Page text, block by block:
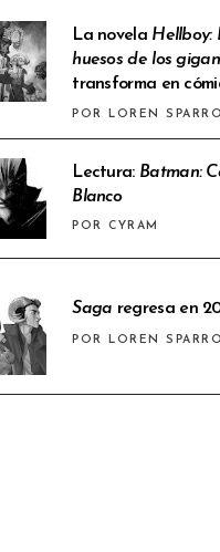
La novela Hellboy:
huesos de los
transforma en
POR LOREN
Lectura: Batman:
Blanco
POR CYRAM
Saga regresa en
POR LOREN